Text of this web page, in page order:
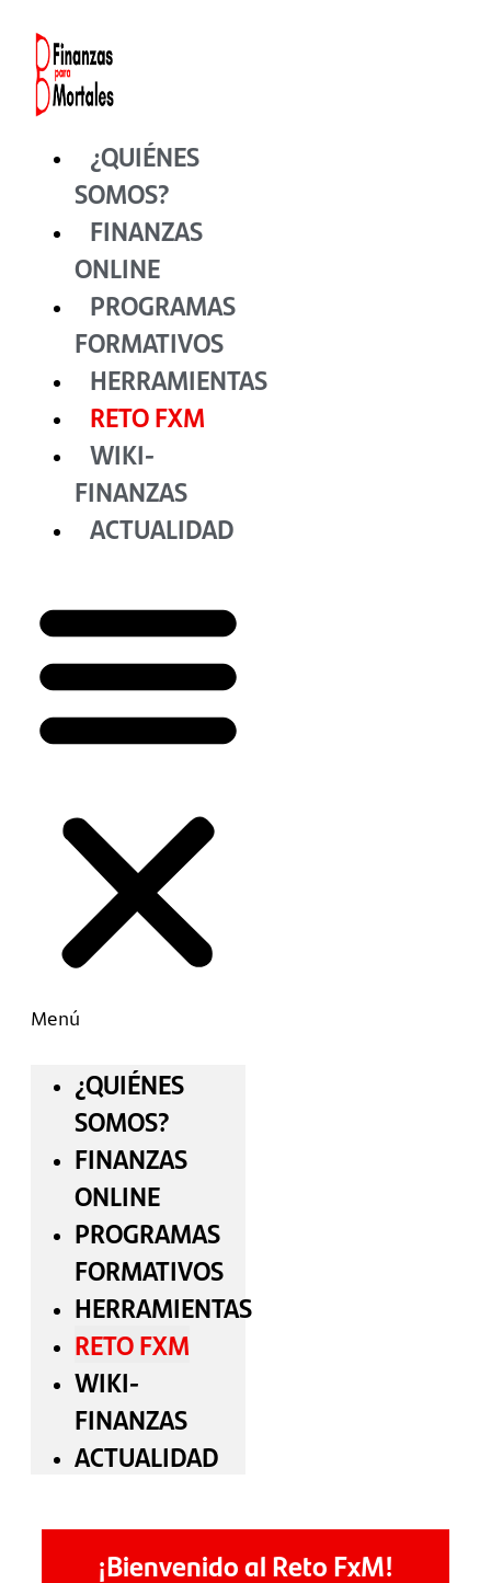
contenido
¿QUIÉNES
SOMOS?
FINANZAS
ONLINE
PROGRAMAS
FORMATIVOS
HERRAMIENTAS
RETO FXM
WIKI-
FINANZAS
ACTUALIDAD
Menú
¿QUIÉNES
SOMOS?
FINANZAS
ONLINE
PROGRAMAS
FORMATIVOS
HERRAMIENTAS
RETO FXM
WIKI-
FINANZAS
ACTUALIDAD